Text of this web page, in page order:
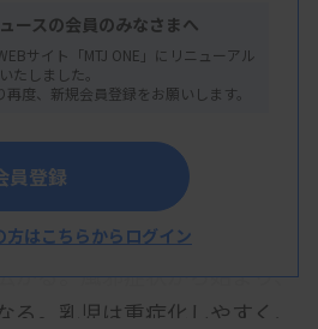
が4054人（暫定値）で、依
いている。今年は4月以降、
～20日には1週間当たり3908
。その後は減少傾向となって
で、感染力が非常に強く、飛
がる。風邪症状から始まり、
。乳児は重症化しやすく、
ースの会員のみなさまへ
サイト「MTJ ONE」にリニューアル
いたしました。
度、新規会員登録をお願いします。
員登録
方はこちらからログイン